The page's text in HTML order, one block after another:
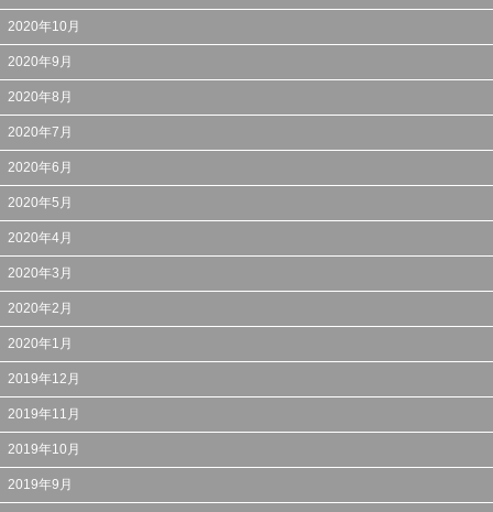
2020年10月
2020年9月
2020年8月
2020年7月
2020年6月
2020年5月
2020年4月
2020年3月
2020年2月
2020年1月
2019年12月
2019年11月
2019年10月
2019年9月